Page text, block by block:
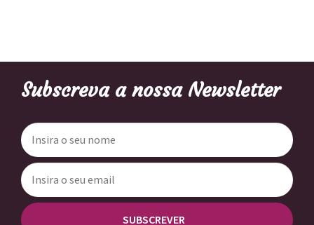
Subscreva a nossa Newsletter